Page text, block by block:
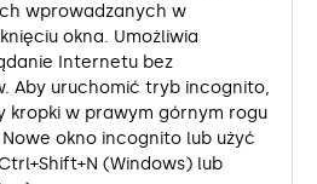
wprowadzanych w
okna. Umożliwia
Internetu bez
Aby uruchomić tryb incognito,
kropki w prawym górnym rogu
okno incognito lub użyć
(Windows) lub